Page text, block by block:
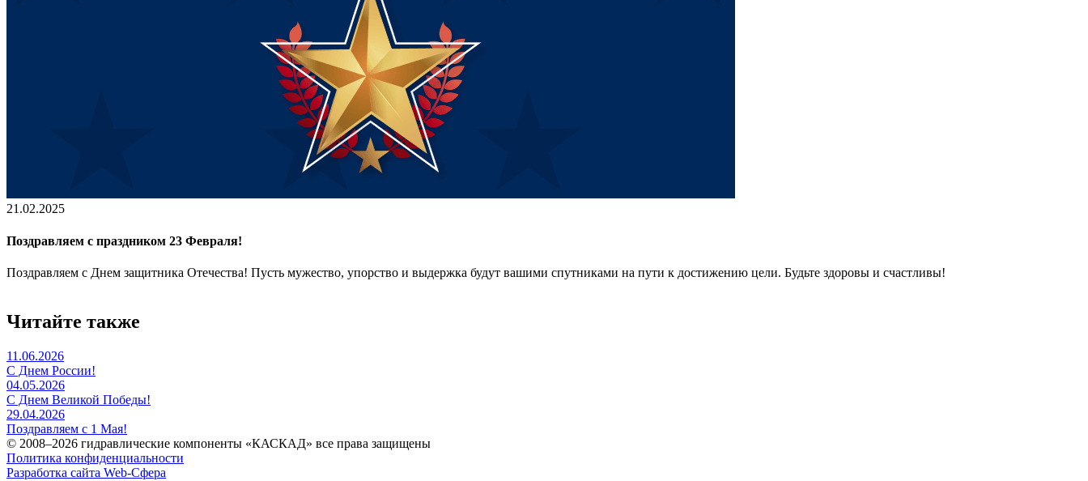
21.02.2025
Поздравляем с праздником 23 Февраля!
Поздравляем с Днем защитника Отечества! Пусть мужество, упорство и выдержка будут вашими спутниками на пути к достижению цели. Будьте здоровы и счастливы!
Читайте также
11.06.2026
С Днем России!
04.05.2026
С Днем Великой Победы!
29.04.2026
Поздравляем с 1 Мая!
© 2008–2026 гидравлические компоненты «КАСКАД» все права защищены
Политика конфиденциальности
Разработка сайта Web-Сфера